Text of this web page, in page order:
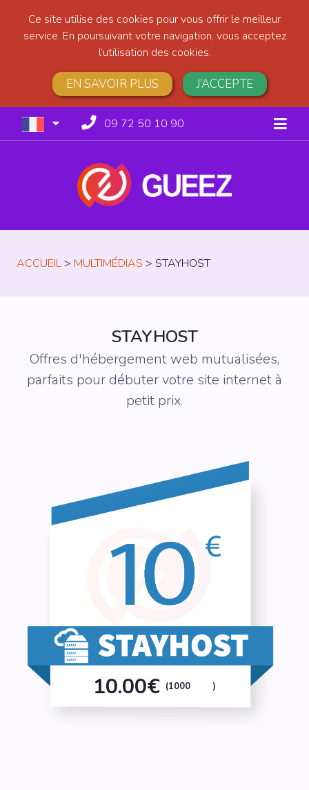
Ce site utilise des cookies pour vous offrir le meilleur
service. En poursuivant votre navigation, vous acceptez
l’utilisation des cookies.
EN SAVOIR PLUS J’ACCEPTE
09 72 50 10 90
ACCUEIL> MULTIMÉDIAS > STAYHOST
STAYHOST
Offres d'hébergement web mutualisées,
parfaits pour débuter votre site internet à
petit prix.
10.00€ (1000 )